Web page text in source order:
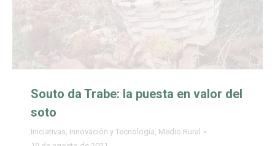
Souto da Trabe: la puesta en valor del
soto
Iniciativas, Innovación y Tecnología, Medio Rural